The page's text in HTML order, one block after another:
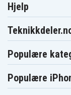
Hjelp
Populære
Populære